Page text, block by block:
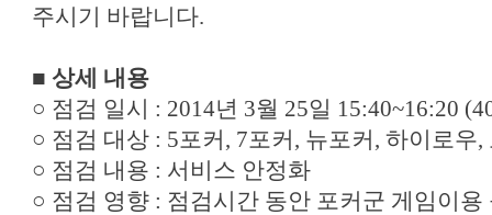
주시기 바랍니다.
■ 상세 내용
○ 점검 일시 : 2014년 3월 25일 15:40~16:20
○ 점검 대상 : 5포커, 7포커, 뉴포커, 하이로우
○ 점검 내용 : 서비스 안정화
○ 점검 영향 : 점검시간 동안 포커군 게임이용